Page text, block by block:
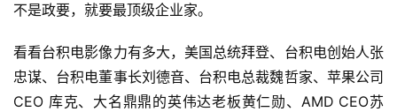
不是政要，就要最顶级企业家。
看看台积电影像力有多大，美国总统拜登、台积电创始人张
忠谋、台积电董事长刘德音、台积电总裁魏哲家、苹果公司
CEO 库克、大名鼎鼎的英伟达老板黄仁勋、AMD CEO苏